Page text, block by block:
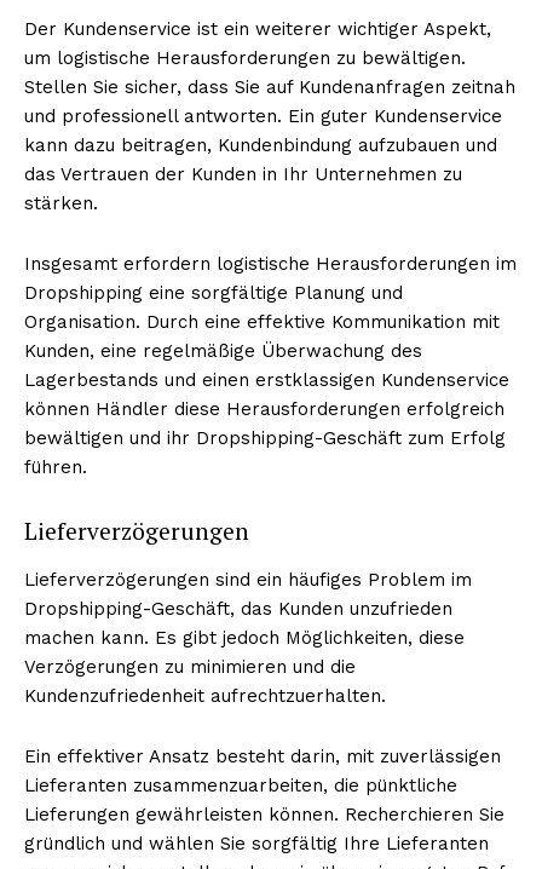
Der Kundenservice ist ein weiterer wichtiger Aspekt,
um logistische Herausforderungen zu bewältigen.
Stellen Sie sicher, dass Sie auf Kundenanfragen zeitnah
und professionell antworten. Ein guter Kundenservice
kann dazu beitragen, Kundenbindung aufzubauen und
das Vertrauen der Kunden in Ihr Unternehmen zu
stärken.
Insgesamt erfordern logistische Herausforderungen im
Dropshipping eine sorgfältige Planung und
Organisation. Durch eine effektive Kommunikation mit
Kunden, eine regelmäßige Überwachung des
Lagerbestands und einen erstklassigen Kundenservice
können Händler diese Herausforderungen erfolgreich
bewältigen und ihr Dropshipping-Geschäft zum Erfolg
führen.
Lieferverzögerungen
Lieferverzögerungen sind ein häufiges Problem im
Dropshipping-Geschäft, das Kunden unzufrieden
machen kann. Es gibt jedoch Möglichkeiten, diese
Verzögerungen zu minimieren und die
Kundenzufriedenheit aufrechtzuerhalten.
Ein effektiver Ansatz besteht darin, mit zuverlässigen
Lieferanten zusammenzuarbeiten, die pünktliche
Lieferungen gewährleisten können. Recherchieren Sie
gründlich und wählen Sie sorgfältig Ihre Lieferanten